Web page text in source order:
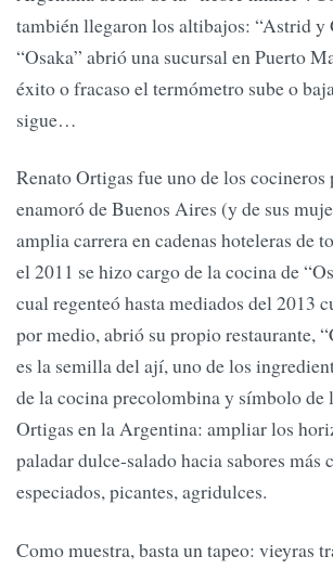
también llegaron los altibajos: “Astrid y
“Osaka” abrió una sucursal en Puerto
éxito o fracaso el termómetro sube o
sigue…
Renato Ortigas fue uno de los cocineros
enamoró de Buenos Aires (y de sus
amplia carrera en cadenas hoteleras de
el 2011 se hizo cargo de la cocina de
cual regenteó hasta mediados del 2013
por medio, abrió su propio restaurante,
es la semilla del ají, uno de los
de la cocina precolombina y símbolo de
Ortigas en la Argentina: ampliar los
paladar dulce-salado hacia sabores más
especiados, picantes, agridulces.
Como muestra, basta un tapeo: vieyras